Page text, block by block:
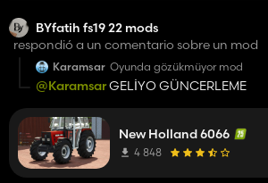
BYfatih fs19 22 mods
respondió a un comentario sobre un mod
Karamsar Oyunda gözükmüyor mod
@KaramsarGELİYO GÜNCERLEME
New Holland 6066
4 848